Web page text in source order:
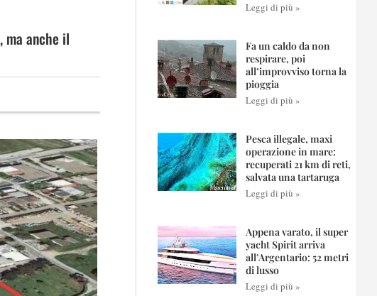
ma anche il
Leggi di più »
Fa un caldo da non
respirare, poi
all’improvviso torna la
pioggia
Leggi di più »
Pesca illegale, maxi
operazione in mare:
recuperati 21 km di reti,
salvata una tartaruga
Leggi di più »
Appena varato, il super
yacht Spirit arriva
all’Argentario: 52 metri
di lusso
Leggi di più »